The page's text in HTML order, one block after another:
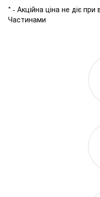
* - Акційна ціна не діє
Частинами